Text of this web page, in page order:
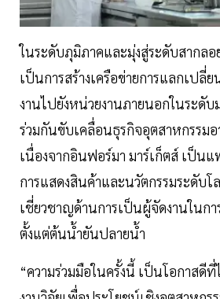
ในระดับภุมิภาคและมุ่งสู่ระดับสากลอ
เป็นการสร้างเครือข่ายการแลกเปลี่
งานไปยังหน่วยงานภายนอกในระดับ
ร่วมกันขับเคลื่อนธุรกิจอุตสาหกรรมอ
เนื่องจากอินฟอร์มา มาร์เก็ตส์ เป็น
การแสดงสินค้าและนวัตกรรมระดับโ
เชี่ยวชาญด้านการเป็นผู้จัดงานในก
ตั้งแต่ต้นน้ำยันปลายน้ำ
“ความร่วมมือในครั้งนี้ เป็นโอกาสดี